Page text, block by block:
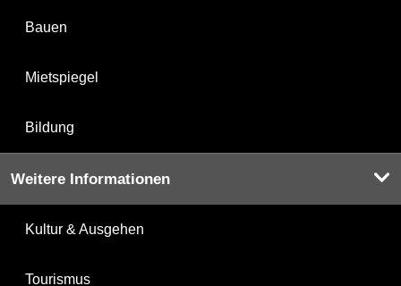
Bauen
Mietspiegel
Bildung
Weitere Informationen
Kultur & Ausgehen
Tourismus